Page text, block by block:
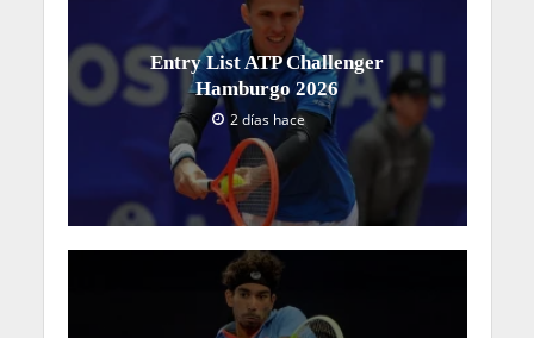
Entry List ATP Challenger
Hamburgo 2026
2 días hace